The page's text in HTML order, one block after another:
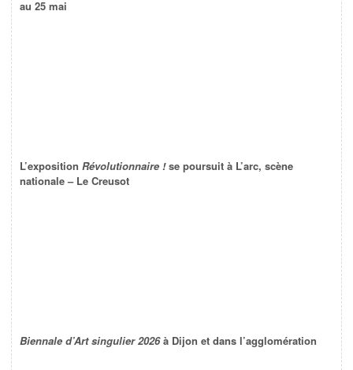
au 25 mai
L’exposition Révolutionnaire !se poursuit à L’arc, scène
nationale – Le Creusot
Biennale d’Art singulier 2026à Dijon et dans l’agglomération